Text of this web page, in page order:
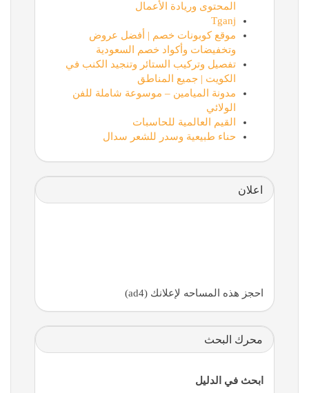
المحتوى وريادة الأعمال
Tganj
موقع كوبونات خصم | أفضل عروض
وتخفيضات وأكواد خصم السعودية
تفصيل وتركيب الستائر وتنجيد الكنب في
الكويت | جميع المناطق
مدونة الميامين – موسوعة شاملة للفن
الولائي
القيم العالمية للحاسبات
حناء طبيعية وسدر للشعر سدال
اعلان
احجز هذه المساحه لإعلانك (ad4)
محرك البحث
ابحث في الدليل